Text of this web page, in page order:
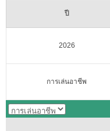
ปี
2026
การเล่นอาชีพ